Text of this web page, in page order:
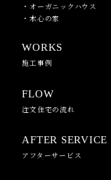
・オーガニックハウス
・木心の家
WORKS
施工事例
FLOW
注文住宅の流れ
AFTER SERVICE
アフターサービス